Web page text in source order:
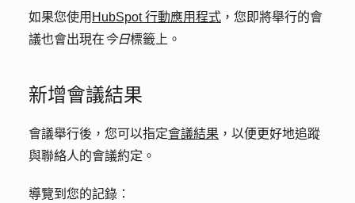
如果您使用 HubSpot 行動應用程式 ，您即將舉行的會
議也會出現在今日標籤上。
新增會議結果
會議舉行後，您可以指定會議結果 ，以便更好地追蹤
與聯絡人的會議約定。
導覽到您的記錄：